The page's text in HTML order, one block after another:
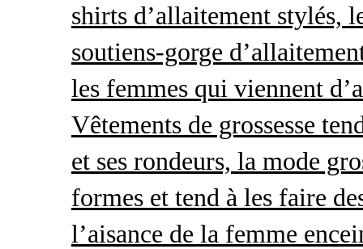
shirts d’allaitement stylés,
soutiens-gorge
les femmes qui viennent
Vêtements de grossesse
et ses rondeurs, la mode
formes et tend à les faire
l’aisance de la femme